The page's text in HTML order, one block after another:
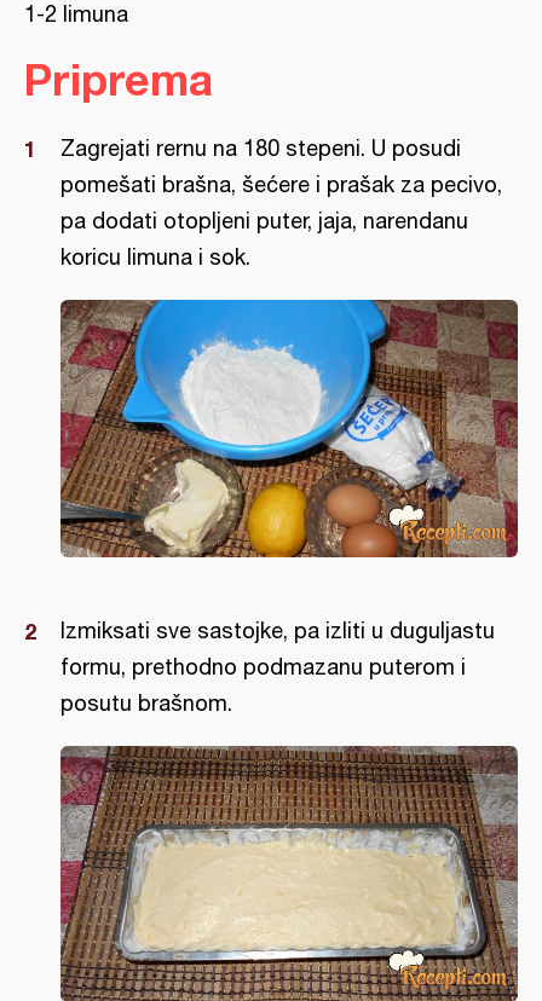
1-2 limuna
Priprema
Zagrejati rernu na 180 stepeni. U posudi
pomešati brašna, šećere i prašak za pecivo,
pa dodati otopljeni puter, jaja, narendanu
koricu limuna i sok.
Izmiksati sve sastojke, pa izliti u duguljastu
formu, prethodno podmazanu puterom i
posutu brašnom.